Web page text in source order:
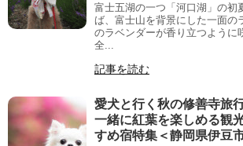
富士五湖の一つ「河口湖」の初
ば、富士山を背景にした一面の
のラベンダーが香り立つように
全...
記事を読む
愛犬と行く秋の修善寺旅
一緒に紅葉を楽しめる観
すめ宿特集＜静岡県伊豆